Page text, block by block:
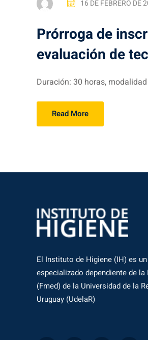
16 DE FEBRERO DE
Prórroga de
evaluación de
Duración: 30 horas,
Read More
El Instituto de Higiene (IH) es
especializado dependiente de
(Fmed) de la Universidad de la
Uruguay (UdelaR)